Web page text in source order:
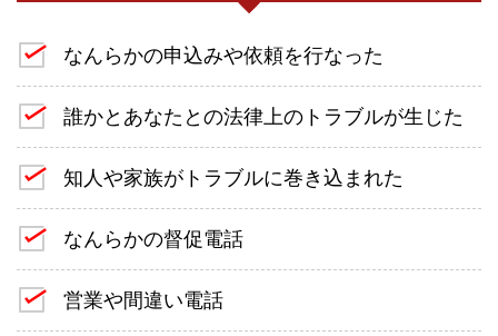
なんらかの申込みや依頼を行なった
誰かとあなたとの法律上のトラブルが生じた
知人や家族がトラブルに巻き込まれた
なんらかの督促電話
営業や間違い電話